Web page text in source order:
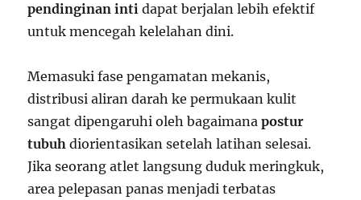
pendinginan inti dapat berjalan lebih efektif
untuk mencegah kelelahan dini.
Memasuki fase pengamatan mekanis,
distribusi aliran darah ke permukaan kulit
sangat dipengaruhi oleh bagaimanapostur
tubuh diorientasikan setelah latihan selesai.
Jika seorang atlet langsung duduk meringkuk,
area pelepasan panas menjadi terbatas